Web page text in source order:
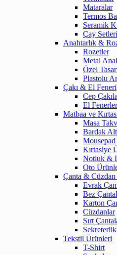
Mataralar
Termos
Seramik
Çay Setleri
Anahtarlık &
Rozetler
Metal
Özel
Plastolu
Çakı & El Feneri
Cep
El
Matbaa ve
Masa
Bardak
Mousepad
Kırtasiye
Notluk &
Oto
Çanta &
Evrak
Bez
Karton
Cüzdanlar
Sırt
Tekstil Ürünleri
T-Shirt